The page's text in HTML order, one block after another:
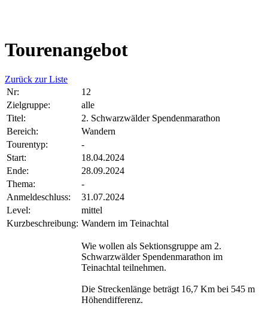
Tourenangebot
Zurück zur Liste
Nr:
12
Zielgruppe:
alle
Titel:
2. Schwarzwälder Spendenmarathon
Bereich:
Wandern
Tourentyp:
-
Start:
18.04.2024
Ende:
28.09.2024
Thema:
-
Anmeldeschluss:
31.07.2024
Level:
mittel
Kurzbeschreibung: Wandern im Teinachtal
Wie wollen als Sektionsgruppe am 2.
Schwarzwälder Spendenmarathon im
Teinachtal teilnehmen.
Die Streckenlänge beträgt 16,7 Km bei 545 m
Höhendifferenz.